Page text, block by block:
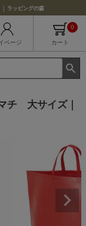
ラッピングの森
ページ カート
0
チ 大サイズ｜